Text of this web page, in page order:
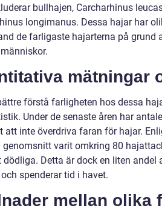
bullhajen, Carcharhinus
longimanus. Dessa hajar har
de farligaste hajarterna på grund
mätningar
förstå farligheten hos dessa
Under de senaste åren har
att inte överdriva faran för hajar.
genomsnitt varit omkring 80
dödliga. Detta är dock en liten andel
spenderar tid i havet.
mellan olika